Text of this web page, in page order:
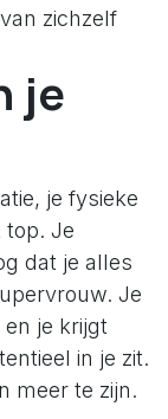
zichzelf
je
je fysieke
top. Je
dat je alles
Je
je krijgt
in je zit.
meer te zijn.